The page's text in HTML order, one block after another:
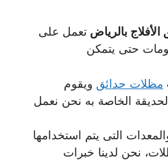
بالرياض تعمل على
حتى يتمكن
مظلات حدائق ويقوم
الخاصة به نحن نعمل
التى يتم استخدامها
نحن لدينا خبرات